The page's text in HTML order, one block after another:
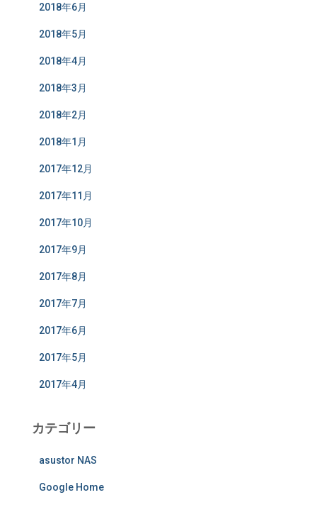
2018年6月
2018年5月
2018年4月
2018年3月
2018年2月
2018年1月
2017年12月
2017年11月
2017年10月
2017年9月
2017年8月
2017年7月
2017年6月
2017年5月
2017年4月
カテゴリー
asustor NAS
Google Home